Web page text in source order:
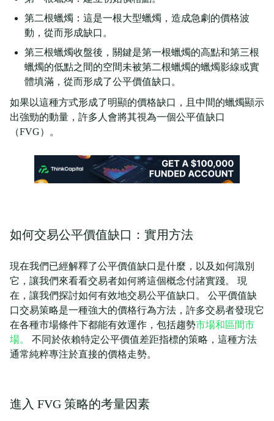
第二根蠟燭：這是一根大型蠟燭，造成急劇的價格波
動，從而形成缺口。
第三根蠟燭收盤後，關鍵是第一根蠟燭的高點和第三根
蠟燭的低點之間的空間未被第二根蠟燭的蠟燭影線或實
體填滿，從而形成了公平價值缺口。
如果以這種方式形成了明顯的價格缺口，且中間的蠟燭顯示
出強勁的動量，許多人會將其視為一個公平值缺口
（FVG）。
如何交易公平價值缺口：實用方法
現在我們已經解釋了公平價值缺口是什麼，以及如何識別
它，讓我們來看看交易者如何將這個概念付諸實踐。 現
在，讓我們探討如何有效地交易公平值缺口。 公平價值缺
口交易策略是一種強大的價格行為方法，許多交易者發現它
在各種市場條件下都能有效運作，包括趨勢市場和區間市
場。
不同於依賴特定公平價值差距指標的策略，這種方法
通常純粹專注於直接的價格走勢。
進入 FVG 策略的考量因素